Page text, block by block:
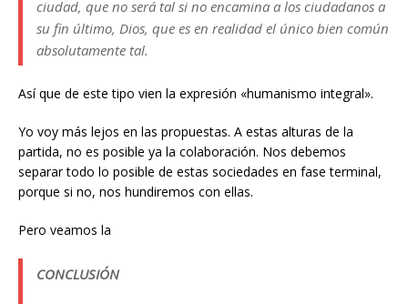
ciudad, que no será tal si no encamina a los ciudadanos a
su fin último, Dios, que es en realidad el único bien común
absolutamente tal.
Así que de este tipo vien la expresión «humanismo integral».
Yo voy más lejos en las propuestas. A estas alturas de la
partida, no es posible ya la colaboración. Nos debemos
separar todo lo posible de estas sociedades en fase terminal,
porque si no, nos hundiremos con ellas.
Pero veamos la
CONCLUSIÓN